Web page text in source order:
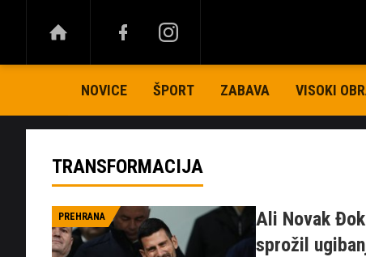
NOVICE ŠPORT ZABAVA VISOKI
TRANSFORMACIJA
PREHRANA
Ali Novak
sprožil